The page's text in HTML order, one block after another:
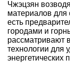
Чжэцзян
материалов для
есть
городами и
рассматривают
технологии для
энергетических